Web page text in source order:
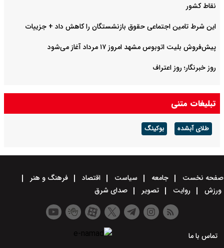
نقاط کشور
این شرط تامین اجتماعی حقوق بازنشستگان را کاهش داد + جزییات
پیش‌فروش بلیت اتوبوس مشهد امروز ۱۷ مرداد آغاز می‌شود
روز خبرنگار؛ روز اعتراف
تبلیغات متنی
طلای آبشده بوکینگ
صفحه نخست جامعه سیاست اقتصاد
فرهنگ و هنر
ورزش
روایت تصویر صدای شرق
تماس با ما